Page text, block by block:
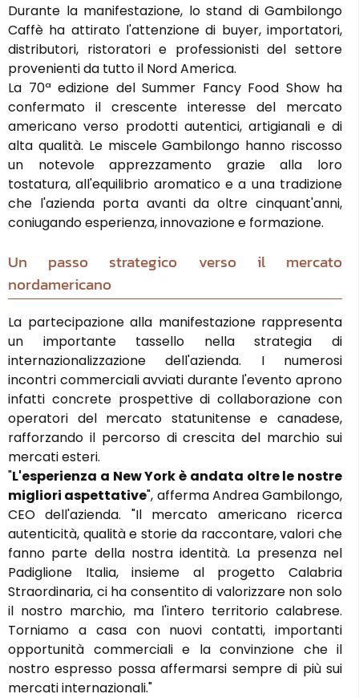
Durante la manifestazione, lo stand di Gambilongo
Caffè ha attirato l'attenzione di buyer, importatori,
distributori, ristoratori e professionisti del settore
provenienti da tutto il Nord America.
La 70ª edizione del Summer Fancy Food Show ha
confermato il crescente interesse del mercato
americano verso prodotti autentici, artigianali e di
alta qualità. Le miscele Gambilongo hanno riscosso
un notevole apprezzamento grazie alla loro
tostatura, all'equilibrio aromatico e a una tradizione
che l'azienda porta avanti da oltre cinquant'anni,
coniugando esperienza, innovazione e formazione.
Un passo strategico verso il mercato
nordamericano
La partecipazione alla manifestazione rappresenta
un importante tassello nella strategia di
internazionalizzazione dell'azienda. I numerosi
incontri commerciali avviati durante l'evento aprono
infatti concrete prospettive di collaborazione con
operatori del mercato statunitense e canadese,
rafforzando il percorso di crescita del marchio sui
mercati esteri.
"L'esperienza a New York è andata oltre le nostre
migliori aspettative", afferma Andrea Gambilongo,
CEO dell'azienda. "Il mercato americano ricerca
autenticità, qualità e storie da raccontare, valori che
fanno parte della nostra identità. La presenza nel
Padiglione Italia, insieme al progetto Calabria
Straordinaria, ci ha consentito di valorizzare non solo
il nostro marchio, ma l'intero territorio calabrese.
Torniamo a casa con nuovi contatti, importanti
opportunità commerciali e la convinzione che il
nostro espresso possa affermarsi sempre di più sui
mercati internazionali."